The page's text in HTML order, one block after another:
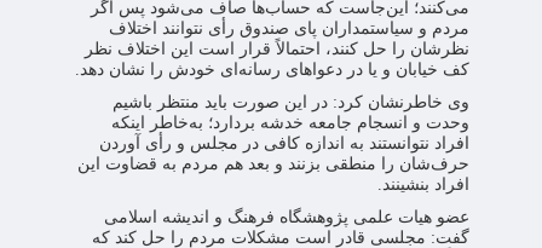
می‌کنند؛ این‌جاست که حساب‌ها صاف می‌شود پس اگر
مردم و سیاستمداران پای صندوق رأی نتوانند اختلاف
نظرشان را حل کنند، احتمالاً قرار است این اختلاف نظر
کف خیابان و یا در دعواهای رسانه‌ای خودش را نشان دهد.
وی خاطرنشان کرد: در این صورت باید منتظر باشیم
وحدت و انسجام جامعه خدشه بردارد؛ به‌خاطر اینکه
افراد نتوانستند به اندازه کافی در مجلس و رأی آوردن
حرف‌شان را منطقی بزنند و بعد هم مردم به قضاوت این
افراد بنشینند.
عضو هیات علمی پژوهشگاه فرهنگ و اندیشه اسلامی
گفت: مجلسی قادر است مشکلات مردم را حل کند که